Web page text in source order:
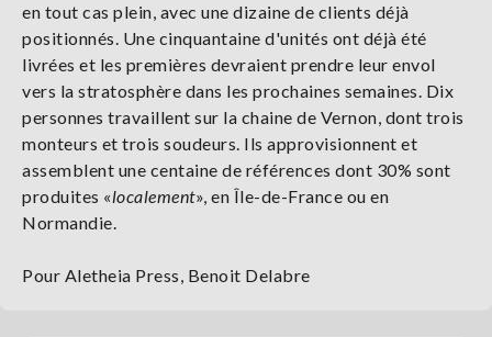
en tout cas plein, avec une dizaine de clients déjà
positionnés. Une cinquantaine d'unités ont déjà été
livrées et les premières devraient prendre leur envol
vers la stratosphère dans les prochaines semaines. Dix
personnes travaillent sur la chaine de Vernon, dont trois
monteurs et trois soudeurs. Ils approvisionnent et
assemblent une centaine de références dont 30% sont
produites «localement», en Île-de-France ou en
Normandie.
Pour Aletheia Press, Benoit Delabre